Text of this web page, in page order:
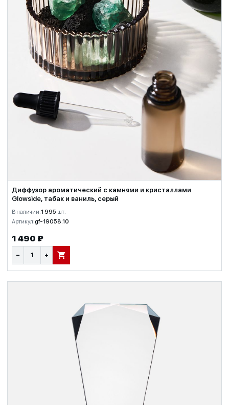
Диффузор ароматический с камнями и кристаллами
Glowside, табак и ваниль, серый
В наличии:1 995 шт.
Артикул:gf-19058.10
1 490 ₽
− + В КОРЗИНУ